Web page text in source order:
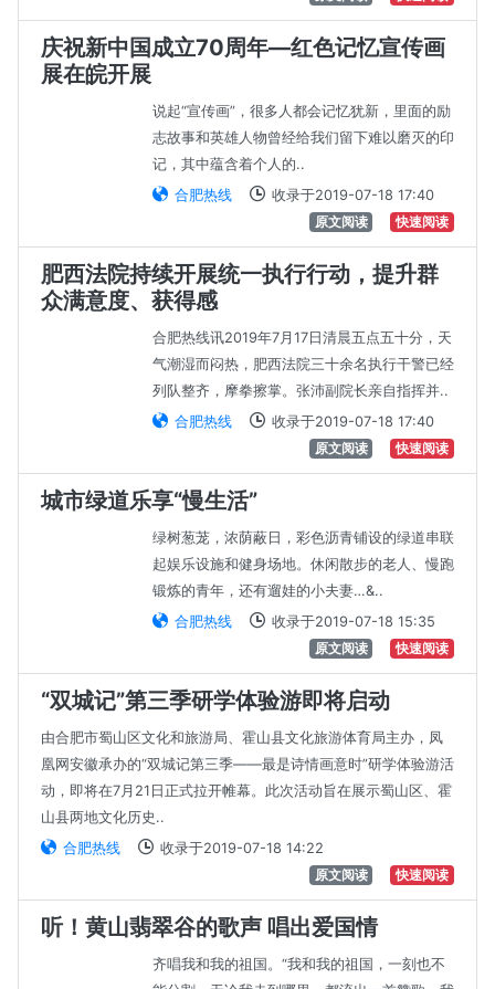
庆祝新中国成立70周年—红色记忆宣传画
展在皖开展
说起“宣传画”，很多人都会记忆犹新，里面的励
志故事和英雄人物曾经给我们留下难以磨灭的印
记，其中蕴含着个人的..
合肥热线
收录于2019-07-18 17:40
原文阅读
快速阅读
肥西法院持续开展统一执行行动，提升群
众满意度、获得感
合肥热线讯2019年7月17日清晨五点五十分，天
气潮湿而闷热，肥西法院三十余名执行干警已经
列队整齐，摩拳擦掌。张沛副院长亲自指挥并..
合肥热线
收录于2019-07-18 17:40
原文阅读
快速阅读
城市绿道乐享“慢生活”
绿树葱茏，浓荫蔽日，彩色沥青铺设的绿道串联
起娱乐设施和健身场地。休闲散步的老人、慢跑
锻炼的青年，还有遛娃的小夫妻…&..
合肥热线
收录于2019-07-18 15:35
原文阅读
快速阅读
“双城记”第三季研学体验游即将启动
由合肥市蜀山区文化和旅游局、霍山县文化旅游体育局主办，凤
凰网安徽承办的“双城记第三季——最是诗情画意时”研学体验游活
动，即将在7月21日正式拉开帷幕。此次活动旨在展示蜀山区、霍
山县两地文化历史..
合肥热线
收录于2019-07-18 14:22
原文阅读
快速阅读
听！黄山翡翠谷的歌声 唱出爱国情
齐唱我和我的祖国。“我和我的祖国，一刻也不